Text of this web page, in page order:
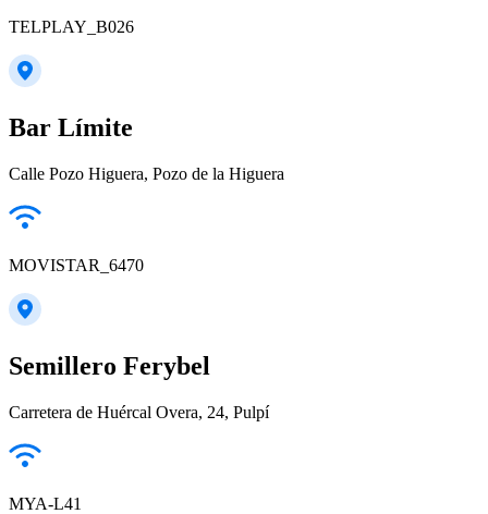
TELPLAY_B026
Bar Límite
Calle Pozo Higuera, Pozo de la Higuera
MOVISTAR_6470
Semillero Ferybel
Carretera de Huércal Overa, 24, Pulpí
MYA-L41